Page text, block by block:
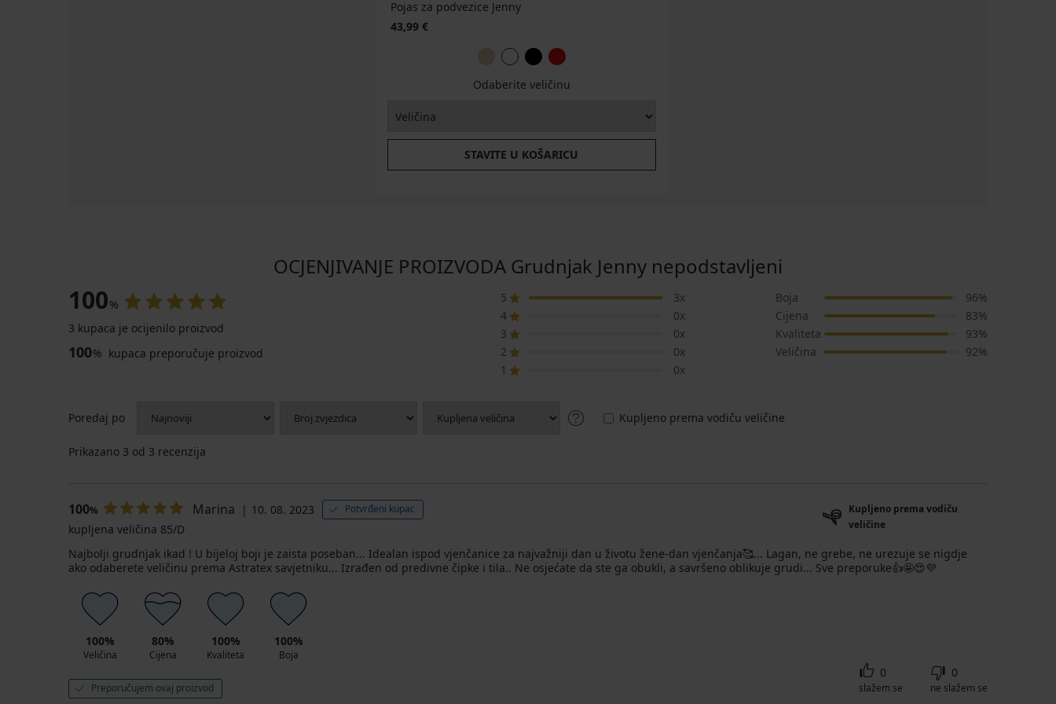
Pojas za podvezice Jenny
43,99 €
Odaberite veličinu
STAVITE U KOŠARICU
OCJENJIVANJE PROIZVODA Grudnjak Jenny nepodstavljeni
100%
3 kupaca je ocijenilo proizvod
100% kupaca preporučuje proizvod
5
3x
4
0x
3
0x
2
0x
1
0x
Boja
96%
Cijena
83%
Kvaliteta
93%
Veličina
92%
Poredaj po Kupljeno prema vodiču veličine
Prikazano 3 od 3 recenzija
100% Marina 10. 08. 2023 Potvrđeni kupac
Kupljeno prema vodiču
veličine
kupljena veličina 85/D
Najbolji grudnjak ikad ! U bijeloj boji je zaista poseban... Idealan ispod vjenčanice za najvažniji dan u životu žene-dan vjenčanja🥰... Lagan, ne grebe, ne urezuje se nigdje
ako odaberete veličinu prema Astratex savjetniku... Izrađen od predivne čipke i tila.. Ne osjećate da ste ga obukli, a savršeno oblikuje grudi... Sve preporuke👍🤩😍💜
100%
Veličina
80%
Cijena
100%
Kvaliteta
100%
Boja
Preporučujem ovaj proizvod
0
slažem se
0
ne slažem se